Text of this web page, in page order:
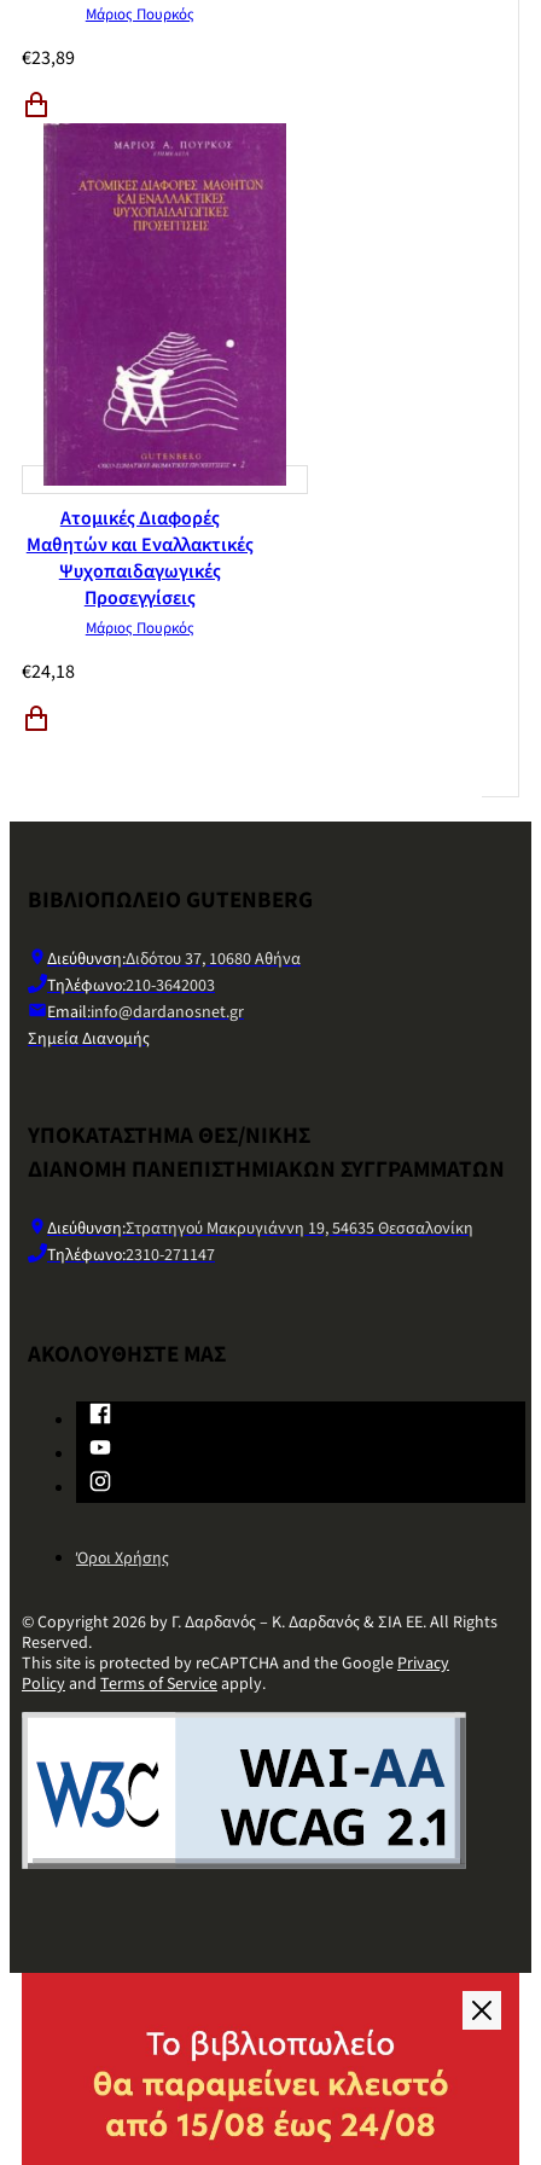
Μάριος Πουρκός
€23,89
Ατομικές Διαφορές
Μαθητών και Εναλλακτικές
Ψυχοπαιδαγωγικές
Προσεγγίσεις
Μάριος Πουρκός
€24,18
ΒΙΒΛΙΟΠΩΛΕΙΟ GUTENBERG
Διεύθυνση:Διδότου 37, 10680 Αθήνα
Τηλέφωνο:210-3642003
Email:info@dardanosnet.gr
Σημεία Διανομής
ΥΠΟΚΑΤΑΣΤΗΜΑ ΘΕΣ/ΝΙΚΗΣ
ΔΙΑΝΟΜΗ ΠΑΝΕΠΙΣΤΗΜΙΑΚΩΝ ΣΥΓΓΡΑΜΜΑΤΩΝ
Διεύθυνση:Στρατηγού Μακρυγιάννη 19, 54635 Θεσσαλονίκη
Τηλέφωνο:2310-271147
ΑΚΟΛΟΥΘΗΣΤΕ ΜΑΣ
Όροι Χρήσης
© Copyright 2026 by Γ. Δαρδανός – Κ. Δαρδανός & ΣΙΑ ΕΕ. All Rights
Reserved.
This site is protected by reCAPTCHA and the GooglePrivacy
Policyand Terms of Serviceapply.